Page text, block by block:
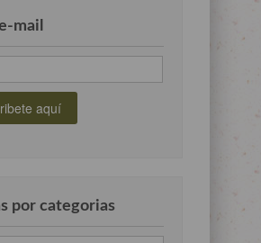
mail
por categorias